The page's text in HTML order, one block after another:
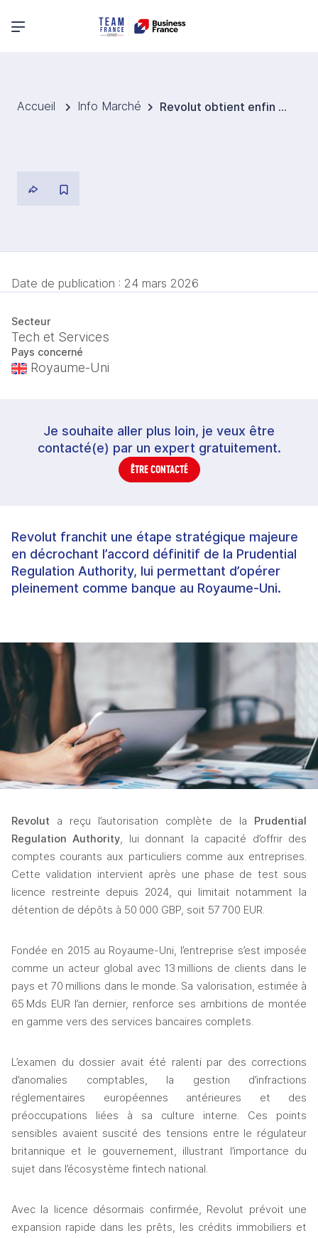
Menu principal
Accueil Info Marché Revolut obtient enfin sa licence bancaire complète au Royaume-Uni
Date de publication : 24 mars 2026
Secteur
Tech et Services
Pays concerné
Royaume-Uni
Je souhaite aller plus loin, je veux être
contacté(e) par un expert gratuitement.
ÊTRE CONTACTÉ
Revolut franchit une étape stratégique majeure
en décrochant l’accord définitif de la Prudential
Regulation Authority, lui permettant d’opérer
pleinement comme banque au Royaume-Uni.
Revolut a reçu l’autorisation complète de la
Prudential
Regulation Authority, lui donnant la capacité d’offrir des
comptes courants aux particuliers comme aux entreprises.
Cette validation intervient après une phase de test sous
licence restreinte depuis 2024, qui limitait notamment la
détention de dépôts à 50 000 GBP, soit 57 700 EUR.
Fondée en 2015 au Royaume-Uni, l’entreprise s’est imposée
comme un acteur global avec 13 millions de clients dans le
pays et 70 millions dans le monde. Sa valorisation, estimée à
65 Mds EUR l’an dernier, renforce ses ambitions de montée
en gamme vers des services bancaires complets.
L’examen du dossier avait été ralenti par des corrections
d’anomalies comptables, la gestion d’infractions
réglementaires européennes antérieures et des
préoccupations liées à sa culture interne. Ces points
sensibles avaient suscité des tensions entre le régulateur
britannique et le gouvernement, illustrant l’importance du
sujet dans l’écosystème fintech national.
Avec la licence désormais confirmée, Revolut prévoit une
expansion rapide dans les prêts, les crédits immobiliers et